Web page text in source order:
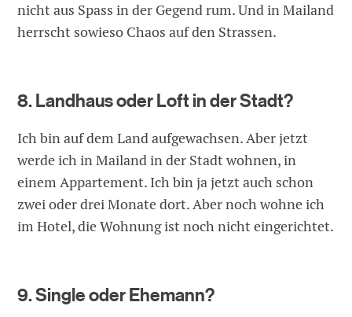
nicht aus Spass in der Gegend rum. Und in Mailand
herrscht sowieso Chaos auf den Strassen.
8. Landhaus oder Loft in der Stadt?
Ich bin auf dem Land aufgewachsen. Aber jetzt
werde ich in Mailand in der Stadt wohnen, in
einem Appartement. Ich bin ja jetzt auch schon
zwei oder drei Monate dort. Aber noch wohne ich
im Hotel, die Wohnung ist noch nicht eingerichtet.
9. Single oder Ehemann?